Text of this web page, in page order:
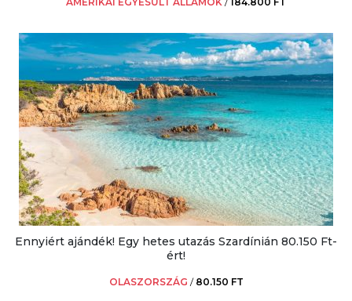
Ennyiért ajándék! Egy hetes utazás Szardínián 80.150 Ft-
ért!
OLASZORSZÁG / 80.150 FT